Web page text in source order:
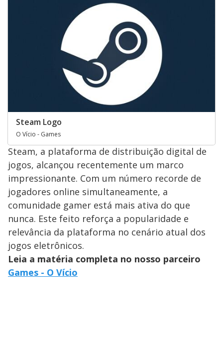
Steam Logo
O Vício - Games
Steam, a plataforma de distribuição digital de
jogos, alcançou recentemente um marco
impressionante. Com um número recorde de
jogadores online simultaneamente, a
comunidade gamer está mais ativa do que
nunca. Este feito reforça a popularidade e
relevância da plataforma no cenário atual dos
jogos eletrônicos.
Leia a matéria completa no nosso parceiro
Games - O Vício